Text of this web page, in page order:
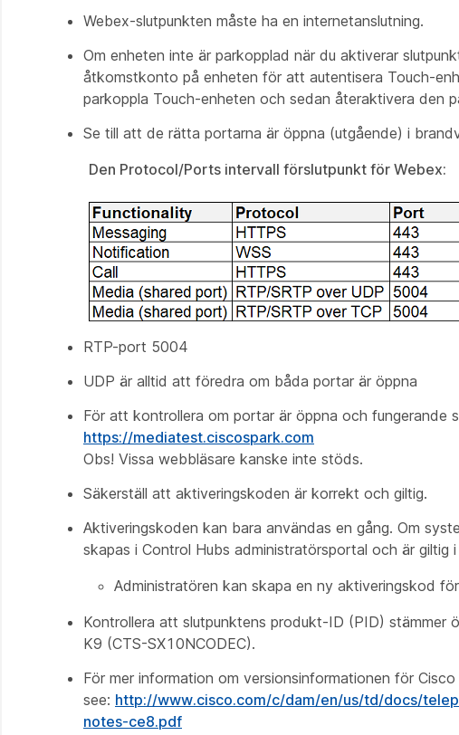
Webex-slutpunkten måste ha en internetanslutning.
Om enheten inte är parkopplad när du aktiverar
åtkomstkonto på enheten för att autentisera Touch-
parkoppla Touch-enheten och sedan återaktivera den
Se till att de rätta portarna är öppna (utgående) i
Den Protocol/Ports intervall förslutpunkt för Webex:
RTP-port 5004
UDP är alltid att föredra om båda portar är öppna
För att kontrollera om portar är öppna och
https://mediatest.ciscospark.com
Obs! Vissa webbläsare kanske inte stöds.
Säkerställ att aktiveringskoden är korrekt och giltig.
Aktiveringskoden kan bara användas en gång. Om
skapas i Control Hubs administratörsportal och är giltig
Administratören kan skapa en ny aktiveringskod
Kontrollera att slutpunktens produkt-ID (PID) stämmer
K9 (CTS-SX10NCODEC).
För mer information om versionsinformationen för
see: http://www.cisco.com/c/dam/en/us/td/docs/
notes-ce8.pdf